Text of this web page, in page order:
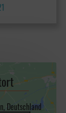
Deutschland